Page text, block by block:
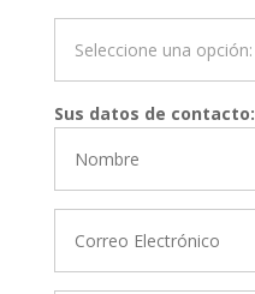
Sus datos de contacto: